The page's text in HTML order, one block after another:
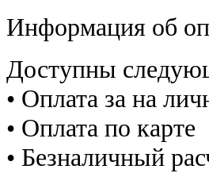
Информация об
Доступны
• Оплата за на
• Оплата по карте
• Безналичный